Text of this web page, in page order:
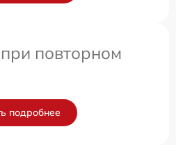
повторном
подробнее